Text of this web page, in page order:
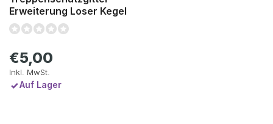
Erweiterung Loser Kegel
€5,00
Inkl. MwSt.
Auf Lager